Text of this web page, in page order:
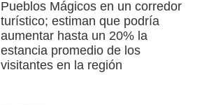
Pueblos Mágicos en un corredor
turístico; estiman que podría
aumentar hasta un 20% la
estancia promedio de los
visitantes en la región